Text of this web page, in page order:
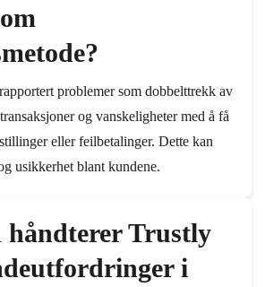
problemer som dobbelttrekk av
og vanskeligheter med å få
eller feilbetalinger. Dette kan
usikkerhet blant kundene.
håndterer Trustly
i